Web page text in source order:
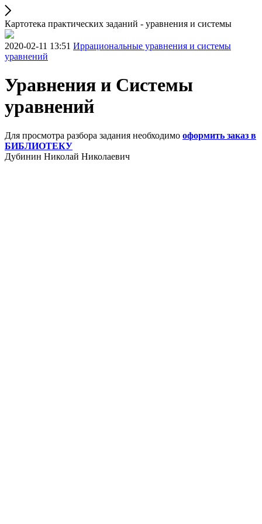
Картотека практических заданий - уравнения и системы
2020-02-11 13:51 Иррациональные уравнения и системы
уравнений
Уравнения и Системы
уравнений
Для просмотра разбора задания необходимо оформить заказ в
БИБЛИОТЕКУ
Дубинин Николай Николаевич